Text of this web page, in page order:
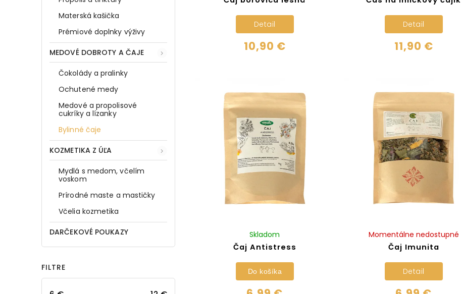
Materská kašička
Prémiové doplnky výživy
MEDOVÉ DOBROTY A ČAJE
Čokolády a pralinky
Ochutené medy
Medové a propolisové
cukríky a lízanky
Bylinné čaje
KOZMETIKA Z ÚĽA
Mydlá s medom, včelím
voskom
Prírodné maste a mastičky
Včelia kozmetika
DARČEKOVÉ POUKAZY
FILTRE
10,90 €
Detail
11,90 €
Detail
Čaj Antistress
Skladom
Do košíka
Čaj Imunita
Momentálne nedostupné
Detail